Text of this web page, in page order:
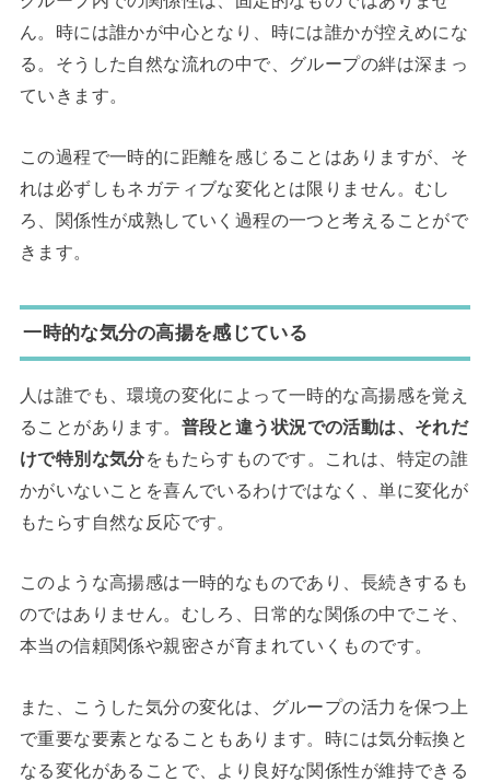
ん。時には誰かが中心となり、時には誰かが控えめにな
る。そうした自然な流れの中で、グループの絆は深まっ
ていきます。
この過程で一時的に距離を感じることはありますが、そ
れは必ずしもネガティブな変化とは限りません。むし
ろ、関係性が成熟していく過程の一つと考えることがで
きます。
一時的な気分の高揚を感じている
人は誰でも、環境の変化によって一時的な高揚感を覚え
ることがあります。 普段と違う状況での活動は、それだ
けで特別な気分をもたらすものです。これは、特定の誰
かがいないことを喜んでいるわけではなく、単に変化が
もたらす自然な反応です。
このような高揚感は一時的なものであり、長続きするも
のではありません。むしろ、日常的な関係の中でこそ、
本当の信頼関係や親密さが育まれていくものです。
また、こうした気分の変化は、グループの活力を保つ上
で重要な要素となることもあります。時には気分転換と
なる変化があることで、より良好な関係性が維持できる